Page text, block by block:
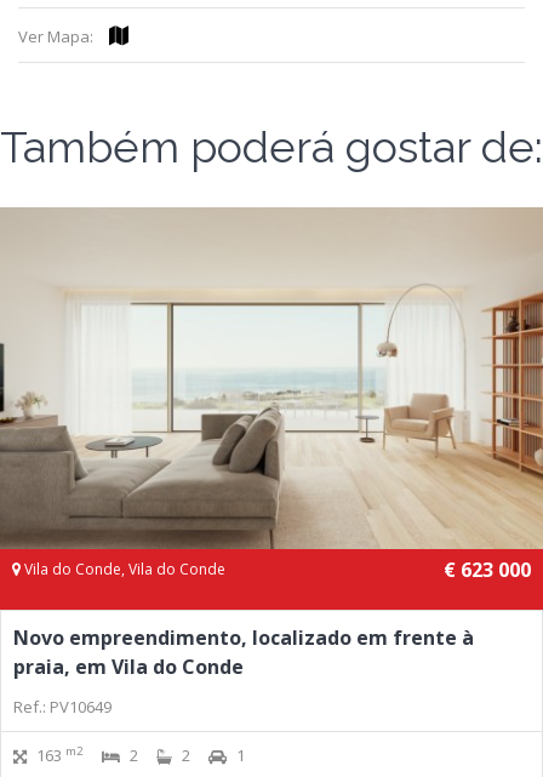
Ver Mapa:
Também poderá gostar de:
Vila do Conde, Vila do Conde € 623 000
Novo empreendimento, localizado em frente à
praia, em Vila do Conde
Ref.: PV10649
163 m2 2 2 1